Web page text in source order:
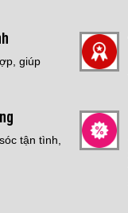
giúp
tận tình,